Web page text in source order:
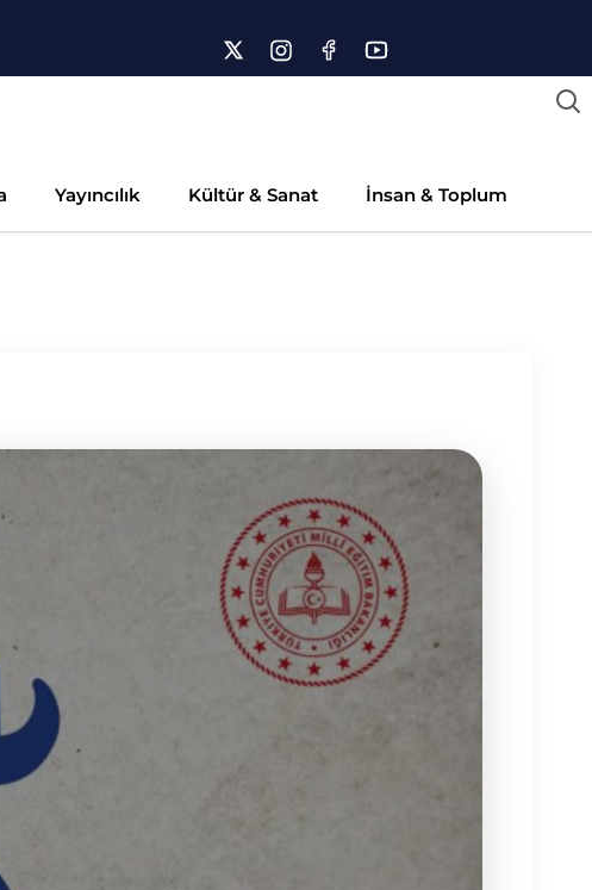
Yayıncılık Kültür & Sanat İnsan & Toplum